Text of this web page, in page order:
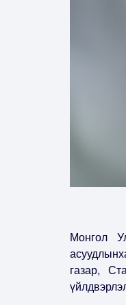
Монгол
газар,